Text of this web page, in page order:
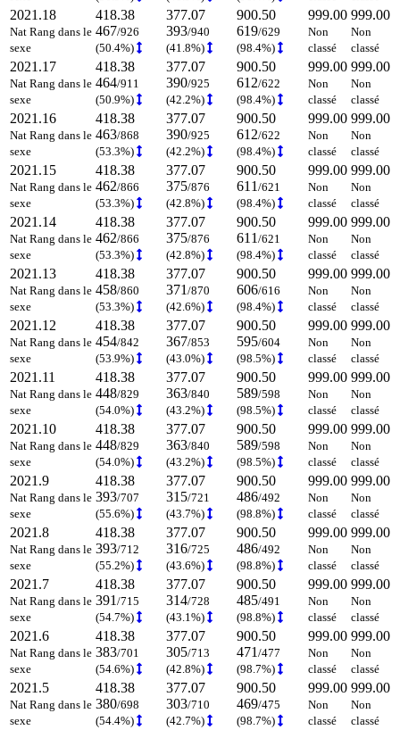
2021.18
Nat Rang dans le
sexe
418.38
467/926
(50.4%)
377.07
393/940
(41.8%)
900.50
619/629
(98.4%)
999.00
Non
classé
999.00
Non
classé
2021.17
Nat Rang dans le
sexe
418.38
464/911
(50.9%)
377.07
390/925
(42.2%)
900.50
612/622
(98.4%)
999.00
Non
classé
999.00
Non
classé
2021.16
Nat Rang dans le
sexe
418.38
463/868
(53.3%)
377.07
390/925
(42.2%)
900.50
612/622
(98.4%)
999.00
Non
classé
999.00
Non
classé
2021.15
Nat Rang dans le
sexe
418.38
462/866
(53.3%)
377.07
375/876
(42.8%)
900.50
611 /621
(98.4%)
999.00
Non
classé
999.00
Non
classé
2021.14
Nat Rang dans le
sexe
418.38
462/866
(53.3%)
377.07
375/876
(42.8%)
900.50
611 /621
(98.4%)
999.00
Non
classé
999.00
Non
classé
2021.13
Nat Rang dans le
sexe
418.38
458/860
(53.3%)
377.07
371 /870
(42.6%)
900.50
606/616
(98.4%)
999.00
Non
classé
999.00
Non
classé
2021.12
Nat Rang dans le
sexe
418.38
454/842
(53.9%)
377.07
367/853
(43.0%)
900.50
595/604
(98.5%)
999.00
Non
classé
999.00
Non
classé
2021.11
Nat Rang dans le
sexe
418.38
448/829
(54.0%)
377.07
363/840
(43.2%)
900.50
589/598
(98.5%)
999.00
Non
classé
999.00
Non
classé
2021.10
Nat Rang dans le
sexe
418.38
448/829
(54.0%)
377.07
363/840
(43.2%)
900.50
589/598
(98.5%)
999.00
Non
classé
999.00
Non
classé
2021.9
Nat Rang dans le
sexe
418.38
393/707
(55.6%)
377.07
315/721
(43.7%)
900.50
486/492
(98.8%)
999.00
Non
classé
999.00
Non
classé
2021.8
Nat Rang dans le
sexe
418.38
393/712
(55.2%)
377.07
316/725
(43.6%)
900.50
486/492
(98.8%)
999.00
Non
classé
999.00
Non
classé
2021.7
Nat Rang dans le
sexe
418.38
391 /715
(54.7%)
377.07
314/728
(43.1%)
900.50
485/491
(98.8%)
999.00
Non
classé
999.00
Non
classé
2021.6
Nat Rang dans le
sexe
418.38
383/701
(54.6%)
377.07
305/713
(42.8%)
900.50
471 /477
(98.7%)
999.00
Non
classé
999.00
Non
classé
2021.5
Nat Rang dans le
sexe
418.38
380/698
(54.4%)
377.07
303/710
(42.7%)
900.50
469/475
(98.7%)
999.00
Non
classé
999.00
Non
classé